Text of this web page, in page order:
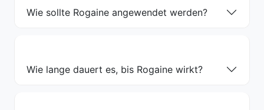
Wie sollte Rogaine angewendet werden?
Wie lange dauert es, bis Rogaine wirkt?